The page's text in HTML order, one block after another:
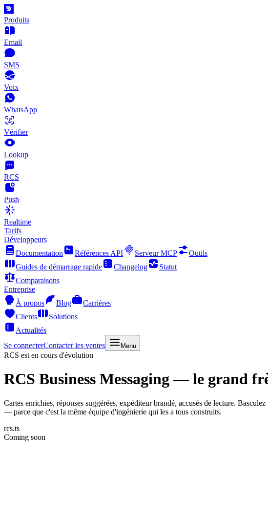
Produits
Email
SMS
Voix
WhatsApp
Vérifier
Lookup
RCS
Push
Realtime
Tarifs
Développeurs
Documentation
Références API Serveur MCP
Outils
Guides de démarrage rapide
Changelog
Statut
Comparaisons
Entreprise
À propos
Blog
Carrières
Clients
Solutions
Actualités
Se connecterContacter les ventes Menu
RCS est en cours d'évolution
RCS Business Messaging— le grand
Cartes enrichies, réponses suggérées, expéditeur brandé, accusés de lecture.
— parce que c'est la même équipe d'ingénierie qui les a tous construits.
rcs.ts
Coming soon